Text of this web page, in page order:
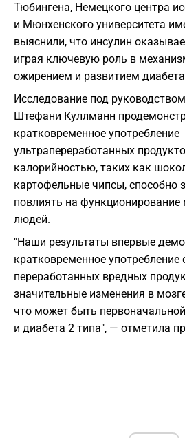
Тюбингена, Немецкого центра
и Мюнхенского университета
выяснили, что инсулин
играя ключевую роль в
ожирением и развитием
Исследование под
Штефани Куллманн
кратковременное употребление
ультрапереработанных
калорийностью, таких как
картофельные чипсы, способно
повлиять на функционирование
людей.
"Наши результаты впервые
кратковременное употребление
переработанных вредных
значительные изменения в
что может быть
и диабета 2 типа", — отметила